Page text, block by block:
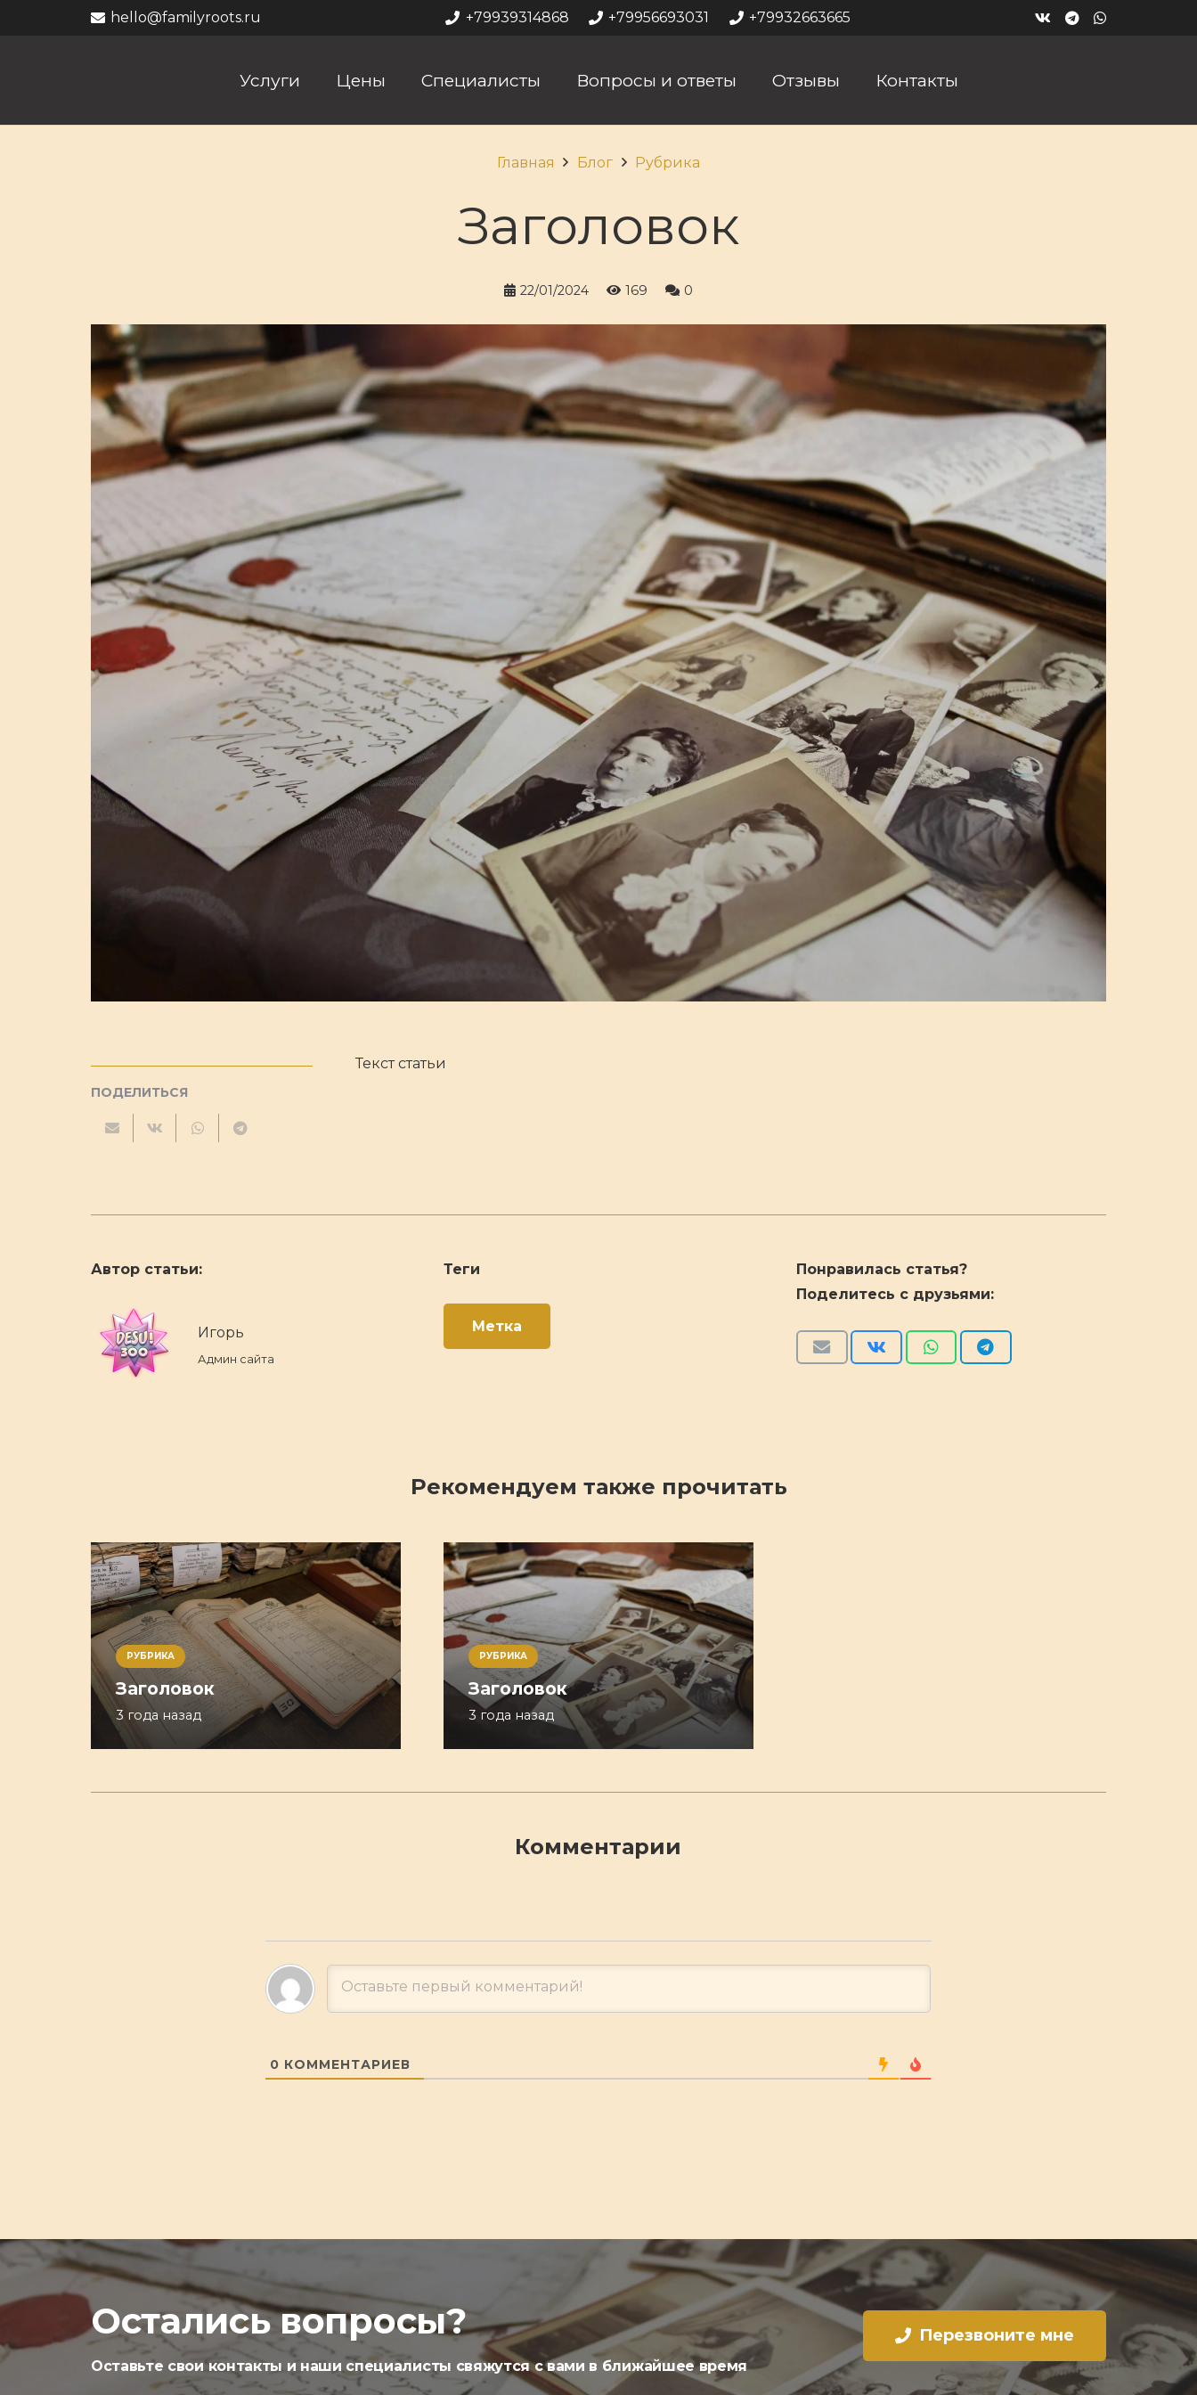
hello@familyroots.ru +79939314868 +79956693031 +79932663665
Услуги Цены Специалисты Вопросы и ответы Отзывы Контакты
Главная Блог Рубрика
Заголовок
22/01/2024 169 0
ПОДЕЛИТЬСЯ
Текст статьи
Автор статьи:
Игорь
Админ сайта
Теги
Метка
Понравилась статья?
Поделитесь с друзьями:
Рекомендуем также прочитать
РУБРИКА
Заголовок
3 года назад
РУБРИКА
Заголовок
3 года назад
Комментарии
0 КОММЕНТАРИЕВ
Остались вопросы?
Оставьте свои контакты и наши специалисты свяжутся с вами в ближайшее время
Перезвоните мне